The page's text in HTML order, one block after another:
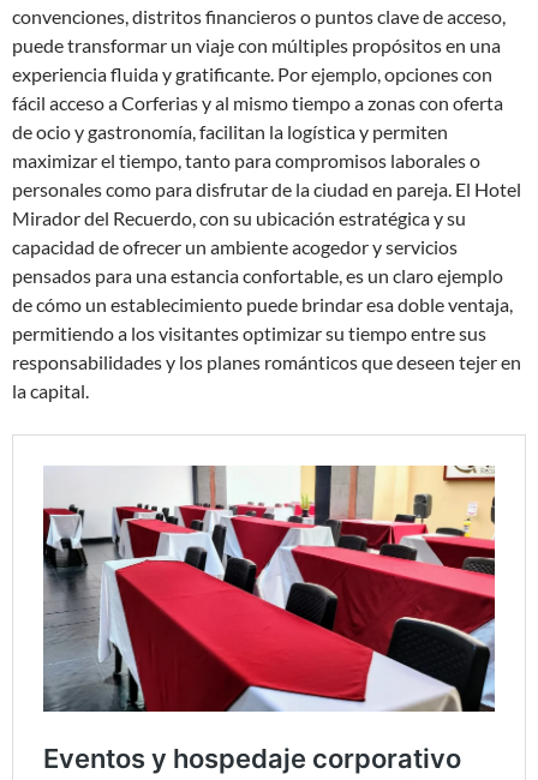
convenciones, distritos financieros o puntos clave de acceso,
puede transformar un viaje con múltiples propósitos en una
experiencia fluida y gratificante. Por ejemplo, opciones con
fácil acceso a Corferias y al mismo tiempo a zonas con oferta
de ocio y gastronomía, facilitan la logística y permiten
maximizar el tiempo, tanto para compromisos laborales o
personales como para disfrutar de la ciudad en pareja. El Hotel
Mirador del Recuerdo, con su ubicación estratégica y su
capacidad de ofrecer un ambiente acogedor y servicios
pensados para una estancia confortable, es un claro ejemplo
de cómo un establecimiento puede brindar esa doble ventaja,
permitiendo a los visitantes optimizar su tiempo entre sus
responsabilidades y los planes románticos que deseen tejer en
la capital.